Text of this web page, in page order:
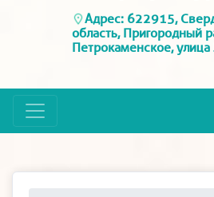
Адрес: 622915,
область, Пригородный
Петрокаменское,